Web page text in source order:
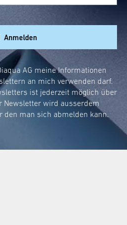
bietet eine
Details gross
verzerren. Wir
zwischen 3x
Kompromiss zwischen
zu erreichen.
Schminkspiegel sein?
hängt von
Bedarf
solltest du einen
an, damit du
für deine Beauty-
Anmelden
AG meine Informationen
an mich verwenden darf.
ist jederzeit möglich über
Newsletter wird ausserdem
den man sich abmelden kann.